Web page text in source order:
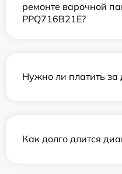
ремонте варочной
PPQ716B21E?
Нужно ли платить за
Как долго длится